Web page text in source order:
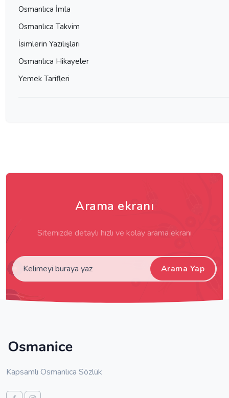
Osmanlıca İmla
Osmanlıca Takvim
İsimlerin Yazılışları
Osmanlıca Hikayeler
Yemek Tarifleri
Arama ekranı
Sitemizde detaylı hızlı ve kolay arama ekranı
Arama Yap
Kapsamlı Osmanlıca Sözlük